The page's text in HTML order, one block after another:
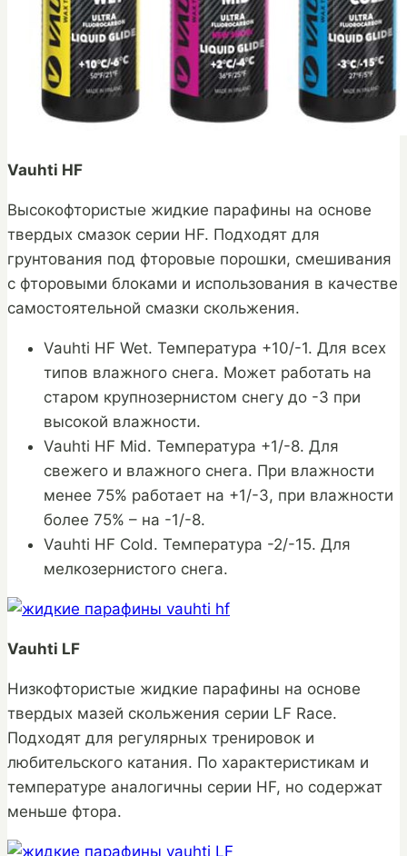
Vauhti HF
Высокофтористые жидкие парафины на основе
твердых смазок серии HF. Подходят для
грунтования под фторовые порошки, смешивания
с фторовыми блоками и использования в качестве
самостоятельной смазки скольжения.
Vauhti HF Wet. Температура +10/-1. Для всех
типов влажного снега. Может работать на
старом крупнозернистом снегу до -3 при
высокой влажности.
Vauhti HF Mid. Температура +1/-8. Для
свежего и влажного снега. При влажности
менее 75% работает на +1/-3, при влажности
более 75% – на -1/-8.
Vauhti HF Cold. Температура -2/-15. Для
мелкозернистого снега.
Vauhti LF
Низкофтористые жидкие парафины на основе
твердых мазей скольжения серии LF Race.
Подходят для регулярных тренировок и
любительского катания. По характеристикам и
температуре аналогичны серии HF, но содержат
меньше фтора.